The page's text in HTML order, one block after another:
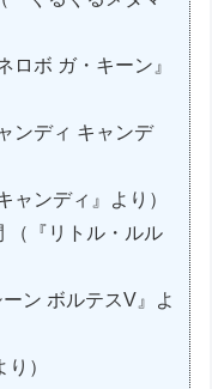
ロボ ガ・キーン』
ンディ キャンデ
ャンディ』より）
（『リトル・ルル
ン ボルテスV』よ
）